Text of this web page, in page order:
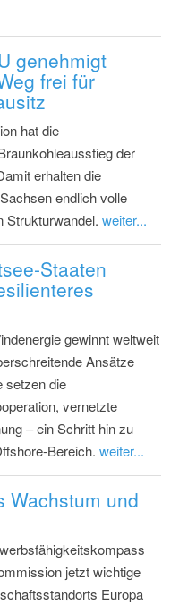
genehmigt
frei für
hat die
der
erhalten die
endlich volle
Strukturwandel. weiter...
Staaten
gewinnt weltweit
Ansätze
setzen die
vernetzte
– ein Schritt hin zu
Bereich. weiter...
Wachstum und
jetzt wichtige
Europa